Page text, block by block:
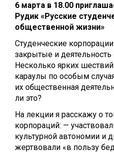
6 марта в 18.00
Рудик « Русские
общественной жизни»
Студенческие
закрытые и
Несколько ярких
караулы по особым
их общественная
ли это?
На лекции я расскажу о
корпораций: —
культурной автономии и
жертвовали «в пользу